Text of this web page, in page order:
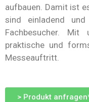
aufbauen. Damit ist
sind einladend
Fachbesucher. Mit
praktische und
Messeauftritt.
> Produkt